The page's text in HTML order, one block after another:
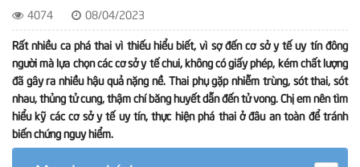
4074
08/04/2023
Rất nhiều ca phá thai vì thiếu hiểu biết, vì sợ đến cơ sở y tế uy tín đông
người mà lựa chọn các cơ sở y tế chui, không có giấy phép, kém chất lượng
đã gây ra nhiều hậu quả nặng nề. Thai phụ gặp nhiễm trùng, sót thai, sót
nhau, thủng tử cung, thậm chí băng huyết dẫn đến tử vong. Chị em nên tìm
hiểu kỹ các cơ sở y tế uy tín, thực hiện phá thai ở đâu an toàn để tránh
biến chứng nguy hiểm.